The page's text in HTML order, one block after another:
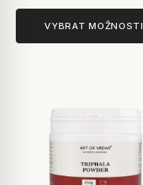
VYBRAT MOŽNOSTI